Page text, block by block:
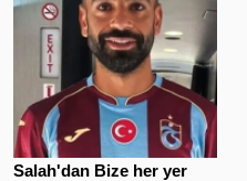
Salah'dan Bize her yer